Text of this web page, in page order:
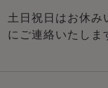
土日祝日はお休み
にご連絡いたしま